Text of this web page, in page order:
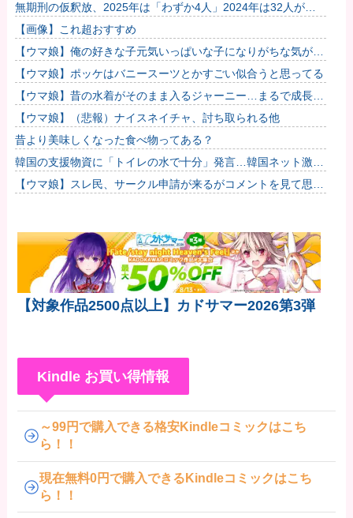
無期刑の仮釈放、2025年は「わずか4人」2024年は32人が獄
中死…「終身刑化」の傾向続く
【画像】これ超おすすめ
【ウマ娘】俺の好きな子元気いっぱいな子になりがちな気がす
る。←「元気OPPAIの間違いだろ…」
【ウマ娘】ポッケはバニースーツとかすごい似合うと思ってる
【ウマ娘】昔の水着がそのまま入るジャーニー…まるで成長し
ていない！？他
【ウマ娘】（悲報）ナイスネイチャ、討ち取られる他
昔より美味しくなった食べ物ってある？
韓国の支援物資に「トイレの水で十分」発言…韓国ネット激怒
へｗｗｗｗｗｗｗ
【ウマ娘】スレ民、サークル申請が来るがコメントを見て思わ
【対象作品2500点以上】カドサマー2026第3弾
Kindle お買い得情報
～99円で購入できる格安Kindleコミックはこち
ら！！
現在無料0円で購入できるKindleコミックはこち
ら！！